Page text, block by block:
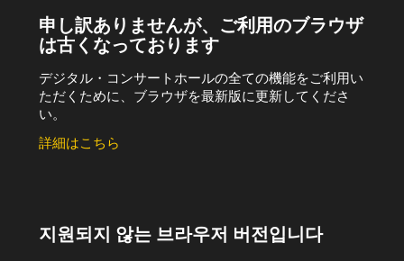
申し訳ありませんが、ご利用のブラウザ
は古くなっております
デジタル・コンサートホールの全ての機能をご利用い
ただくために、ブラウザを最新版に更新してくださ
い。
詳細はこちら
지원되지 않는 브라우저 버전입니다